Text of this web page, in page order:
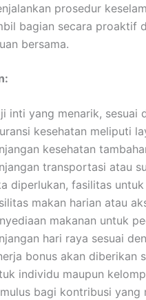
prosedur
bagian secara proaktif
bersama.
inti yang menarik, sesuai
kesehatan meliputi
kesehatan
transportasi atau
diperlukan, fasilitas
makan harian atau
makanan untuk
hari raya sesuai
bonus akan diberikan
individu maupun
bagi kontribusi